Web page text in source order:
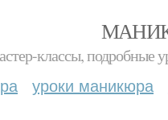
классы, подробные
уроки маникюра